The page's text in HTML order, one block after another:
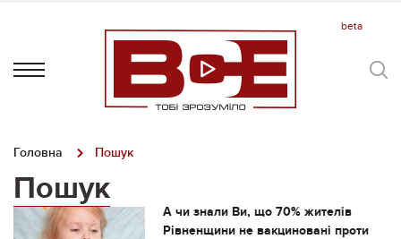
Головна Пошук
Пошук
А чи знали Ви, що 70% жителів
Рівненщини не вакциновані проти